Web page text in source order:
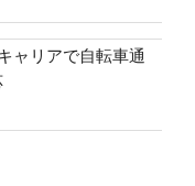
ャリアで自転車通